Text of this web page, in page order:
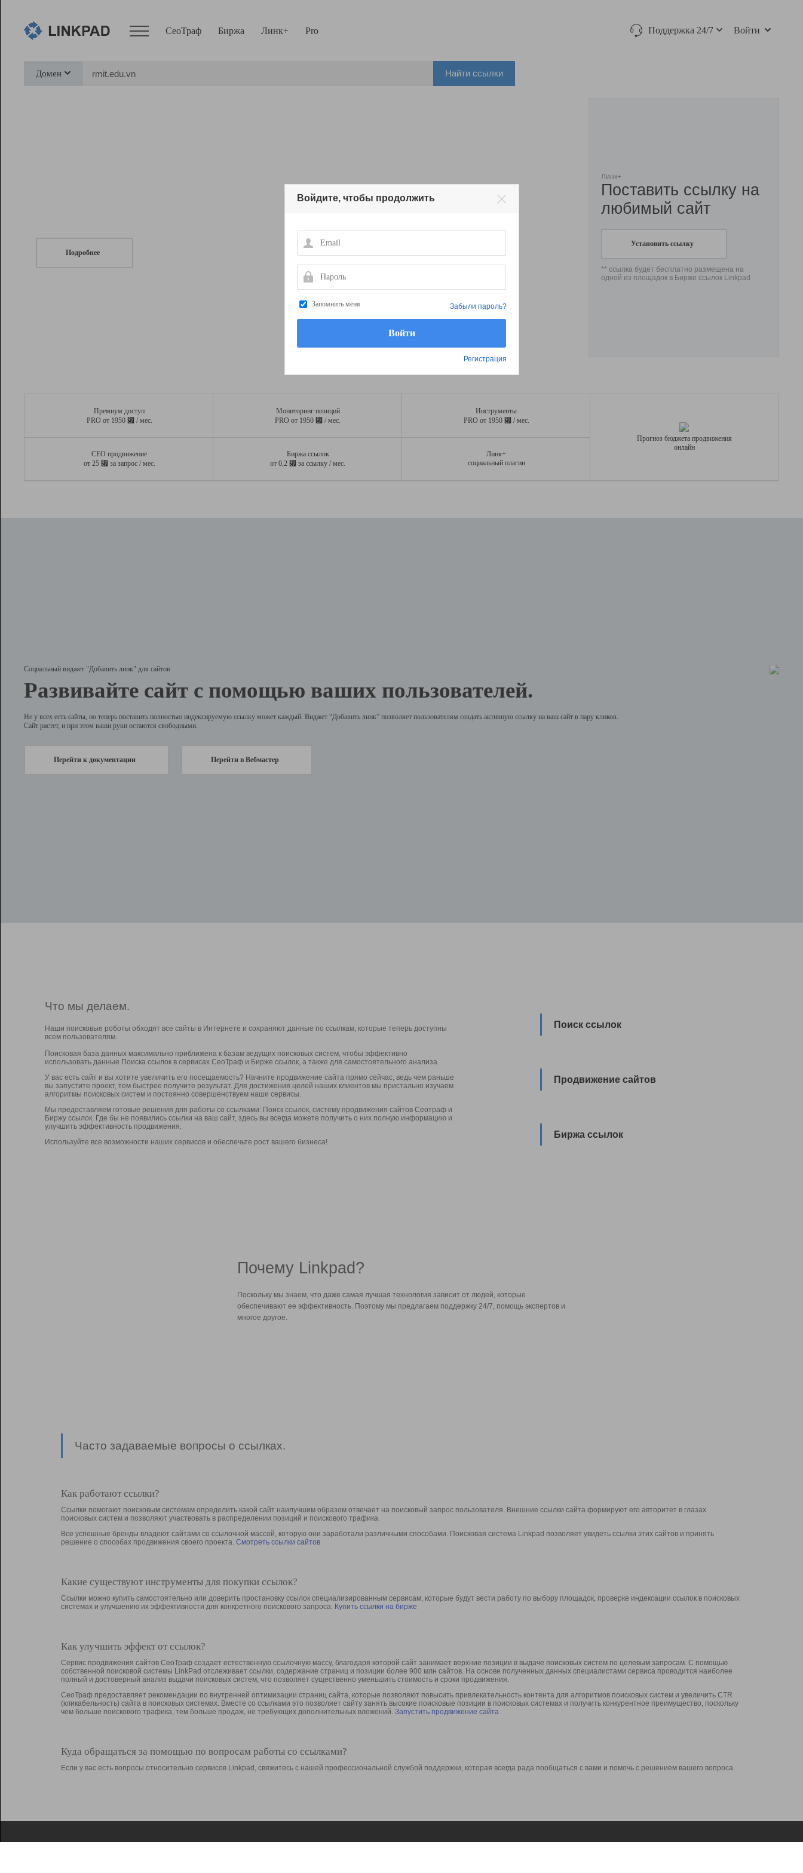
СеоТраф Биржа Линк+ Pro Поддержка 24/7 Войти
Домен Найти ссылки
Подробнее
Линк+
Поставить ссылку на
любимый сайт
Установить ссылку
** ссылка будет бесплатно размещена на
одной из площадок в Бирже ссылок Linkpad
Премиум доступ
PRO от 1950 ⃏ / мес.
Мониторинг позиций
PRO от 1950 ⃏ / мес.
Инструменты
PRO от 1950 ⃏ / мес.
СЕО продвижение
от 25 ⃏ за запрос / мес.
Биржа ссылок
от 0,2 ⃏ за ссылку / мес.
Линк+
социальный плагин
Прогноз бюджета продвижения
онлайн
Социальный виджет "Добавить линк" для сайтов
Развивайте сайт с помощью ваших пользователей.
Не у всех есть сайты, но теперь поставить полностью индексируемую ссылку может каждый. Виджет “Добавить линк” позволяет пользователям создать активную ссылку на ваш сайт в пару кликов.
Сайт растет, и при этом ваши руки остаются свободными.
Перейти к документации Перейти в Вебмастер
Что мы делаем.
Наши поисковые роботы обходят все сайты в Интернете и сохраняют данные по ссылкам, которые теперь доступны
всем пользователям.
Поисковая база данных максимально приближена к базам ведущих поисковых систем, чтобы эффективно
использовать данные Поиска ссылок в сервисах СеоТраф и Бирже ссылок, а также для самостоятельного анализа.
У вас есть сайт и вы хотите увеличить его посещаемость? Начните продвижение сайта прямо сейчас, ведь чем раньше
вы запустите проект, тем быстрее получите результат. Для достижения целей наших клиентов мы пристально изучаем
алгоритмы поисковых систем и постоянно совершенствуем наши сервисы.
Мы предоставляем готовые решения для работы со ссылками: Поиск ссылок, систему продвижения сайтов Сеотраф и
Биржу ссылок. Где бы не появились ссылки на ваш сайт, здесь вы всегда можете получить о них полную информацию и
улучшить эффективность продвижения.
Используйте все возможности наших сервисов и обеспечьте рост вашего бизнеса!
Поиск ссылок
Продвижение сайтов
Биржа ссылок
Почему Linkpad?
Поскольку мы знаем, что даже самая лучшая технология зависит от людей, которые
обеспечивают ее эффективность. Поэтому мы предлагаем поддержку 24/7, помощь экспертов и
многое другое.
Часто задаваемые вопросы о ссылках.
Как работают ссылки?
Ссылки помогают поисковым системам определить какой сайт наилучшим образом отвечает на поисковый запрос пользователя. Внешние ссылки сайта формируют его авторитет в глазах
поисковых систем и позволяют участвовать в раcпределении позиций и поискового трафика.
Все успешные бренды владеют сайтами со ссылочной массой, которую они заработали различными способами. Поисковая система Linkpad позволяет увидеть ссылки этих сайтов и принять
решение о способах продвижения своего проекта. Смотреть ссылки сайтов
Какие существуют инструменты для покупки ссылок?
Ссылки можно купить самостоятельно или доверить простановку ссылок специализированным сервисам, которые будут вести работу по выбору площадок, проверке индексации ссылок в поисковых
системах и улучшению их эффективности для конкретного поискового запроса. Купить ссылки на бирже
Как улучшить эффект от ссылок?
Сервис продвижения сайтов СеоТраф создает естественную ссылочную массу, благодаря которой сайт занимает верхние позиции в выдаче поисковых систем по целевым запросам. С помощью
собственной поисковой системы LinkPad отслеживает ссылки, содержание страниц и позиции более 900 млн сайтов. На основе полученных данных специалистами сервиса проводится наиболее
полный и достоверный анализ выдачи поисковых систем, что позволяет существенно уменьшить стоимость и сроки продвижения.
СеоТраф предоставляет рекомендации по внутренней оптимизации страниц сайта, которые позволяют повысить привлекательность контента для алгоритмов поисковых систем и увеличить CTR
(кликабельность) сайта в поисковых системах. Вместе со ссылками это позволяет сайту занять высокие поисковые позиции в поисковых системах и получить конкурентное преимущество, поскольку
чем больше поискового трафика, тем больше продаж, не требующих дополнительных вложений. Запустить продвижение сайта
Куда обращаться за помощью по вопросам работы со ссылками?
Если у вас есть вопросы относительно сервисов Linkpad, свяжитесь с нашей профессиональной службой поддержки, которая всегда рада пообщаться с вами и помочь с решением вашего вопроса.
Войдите, чтобы продолжить
Email
Пароль
Запомнить меня
Регистрация
Забыли пароль?